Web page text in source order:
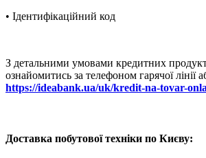
• Ідентифікаційний код
З детальними умовами кредитних
ознайомитись за телефоном гарячої лінії
https://ideabank.ua/uk/kredit-na-tovar-
Доставка побутової техніки по Києву: